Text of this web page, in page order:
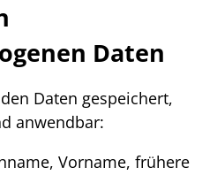
Daten
Daten gespeichert,
anwendbar:
Vorname, frühere